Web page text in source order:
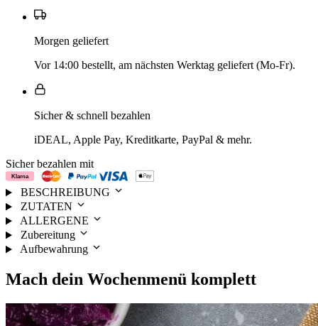
Morgen geliefert
Vor 14:00 bestellt, am nächsten Werktag geliefert (Mo-Fr).
Sicher & schnell bezahlen
iDEAL, Apple Pay, Kreditkarte, PayPal & mehr.
Sicher bezahlen mit
BESCHREIBUNG
ZUTATEN
ALLERGENE
Zubereitung
Aufbewahrung
Mach dein Wochenmenü komplett